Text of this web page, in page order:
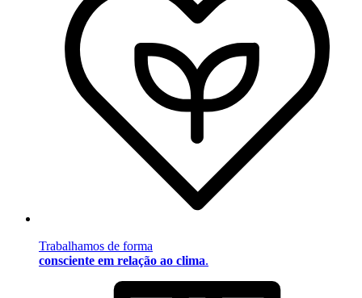
Trabalhamos de forma
consciente em relação ao clima.